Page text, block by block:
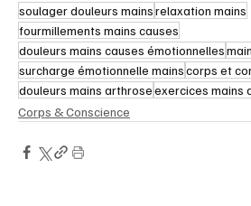
soulager douleurs mainsrelaxation mains
fourmillements mains causes
douleurs mains causes émotionnelles
surcharge émotionnelle mainscorps et
douleurs mains arthroseexercices mains
Corps & Conscience